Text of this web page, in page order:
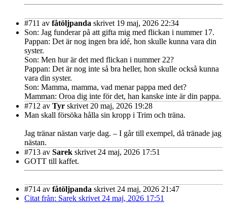
#711 av fåtöljpanda skrivet 19 maj, 2026 22:34
Son: Jag funderar på att gifta mig med flickan i nummer 17.
Pappan: Det är nog ingen bra idé, hon skulle kunna vara din
syster.
Son: Men hur är det med flickan i nummer 22?
Pappan: Det är nog inte så bra heller, hon skulle också kunna
vara din syster.
Son: Mamma, mamma, vad menar pappa med det?
Mamman: Oroa dig inte för det, han kanske inte är din pappa.
#712 av Tyr skrivet 20 maj, 2026 19:28
Man skall försöka hålla sin kropp i Trim och träna.
Jag tränar nästan varje dag. – I går till exempel, då tränade jag
nästan.
#713 av Sarek skrivet 24 maj, 2026 17:51
GOTT till kaffet.
#714 av fåtöljpanda skrivet 24 maj, 2026 21:47
Citat från: Sarek skrivet 24 maj, 2026 17:51